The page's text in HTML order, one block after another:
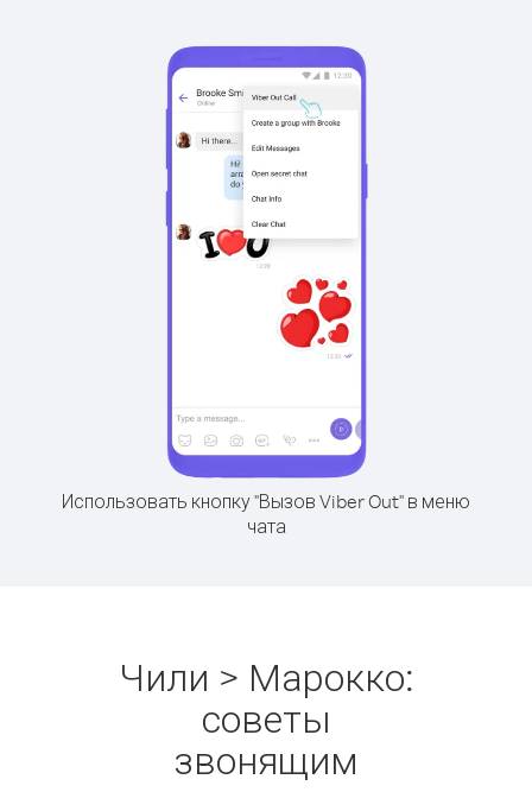
Использовать кнопку "Вызов Viber Out" в меню
чата
Чили > Марокко:
советы
звонящим